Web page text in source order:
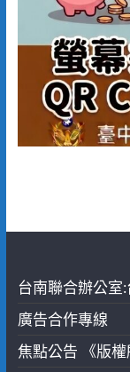
台南聯合辦公室
廣告合作專線
焦點公告 《版權